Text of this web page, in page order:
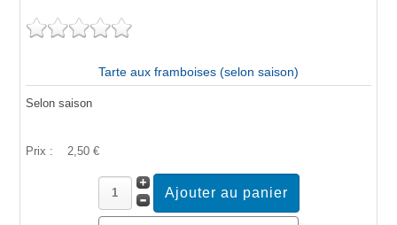
Tarte aux framboises (selon saison)
Selon saison
Prix : 2,50 €